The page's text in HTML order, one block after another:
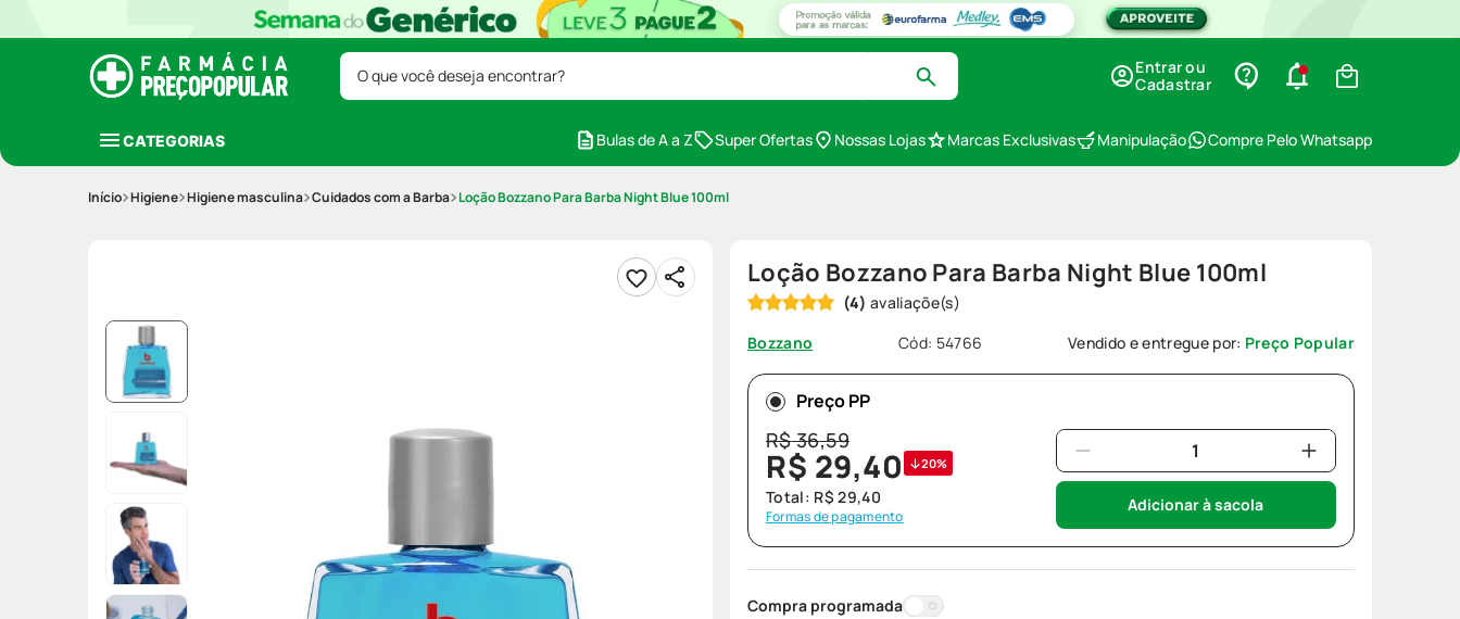
O que você deseja encontrar?
Entrar ou
Cadastrar
CATEGORIAS Bulas de A a Z Super Ofertas Nossas Lojas Marcas Exclusivas Manipulação Compre Pelo Whatsapp
Higiene Higiene masculina Cuidados com a Barba Loção Bozzano Para Barba Night Blue 100ml
Loção Bozzano Para Barba Night Blue 100ml
(4)
Bozzano
Cód: 54766 Vendido e entregue por: Preço Popular
Preço PP
R$36,59
R$ 29,40 20%
Total: R$ 29,40
Formas de pagamento
Adicionar à sacola
Compra programada